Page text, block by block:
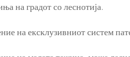
на градот со леснотија.
на ексклузивниот систем